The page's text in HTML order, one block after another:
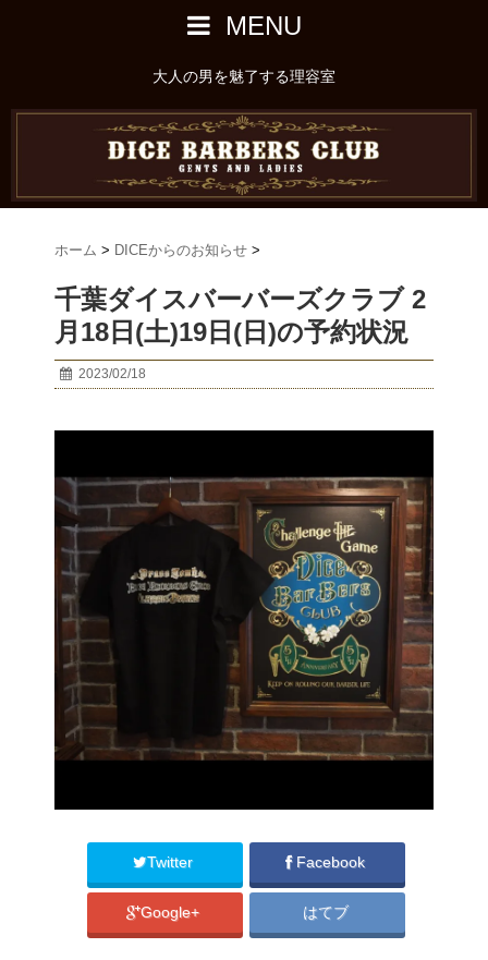
MENU
大人の男を魅了する理容室
ホーム > DICEからのお知らせ >
千葉ダイスバーバーズクラブ 2
月18日(土)19日(日)の予約状況
2023/02/18
Twitter Facebook
Google+ はてブ